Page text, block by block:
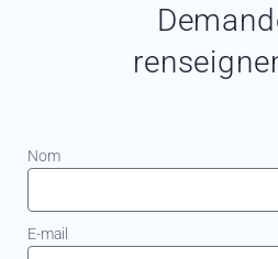
Nom
E-mail